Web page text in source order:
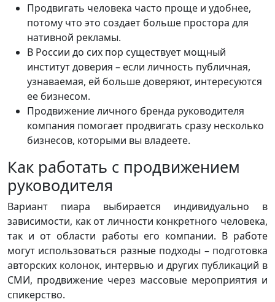
Продвигать человека часто проще и удобнее,
потому что это создает больше простора для
нативной рекламы.
В России до сих пор существует мощный
институт доверия – если личность публичная,
узнаваемая, ей больше доверяют, интересуются
ее бизнесом.
Продвижение личного бренда руководителя
компания помогает продвигать сразу несколько
бизнесов, которыми вы владеете.
Как работать с продвижением
руководителя
Вариант пиара выбирается индивидуально в
зависимости, как от личности конкретного человека,
так и от области работы его компании. В работе
могут использоваться разные подходы – подготовка
авторских колонок, интервью и других публикаций в
СМИ, продвижение через массовые мероприятия и
спикерство.